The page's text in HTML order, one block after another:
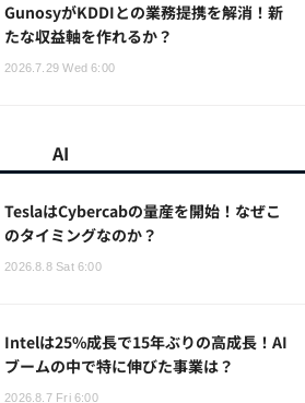
GunosyがKDDIとの業務提携を解消！新
たな収益軸を作れるか？
2026.7.29 Wed 6:00
AI
TeslaはCybercabの量産を開始！なぜこ
のタイミングなのか？
2026.8.8 Sat 6:00
Intelは25%成長で15年ぶりの高成長！AI
ブームの中で特に伸びた事業は？
2026.8.7 Fri 6:00